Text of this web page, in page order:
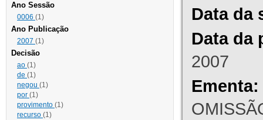
Ano Sessão
0006 (1)
Ano Publicação
2007 (1)
Decisão
ao (1)
de (1)
negou (1)
por (1)
provimento (1)
recurso (1)
Data da
Data da
2007
Ementa: